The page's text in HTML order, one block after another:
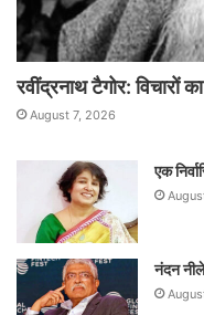
रवींद्रनाथ टैगोर: विचारों
August 7, 2026
एक
नंदन